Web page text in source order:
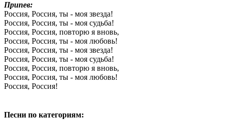
Припев:
Россия, Россия, ты - моя звезда!
Россия, Россия, ты - моя судьба!
Россия, Россия, повторю я вновь,
Россия, Россия, ты - моя любовь!
Россия, Россия, ты - моя звезда!
Россия, Россия, ты - моя судьба!
Россия, Россия, повторю я вновь,
Россия, Россия, ты - моя любовь!
Россия, Россия!
Песни по категориям: